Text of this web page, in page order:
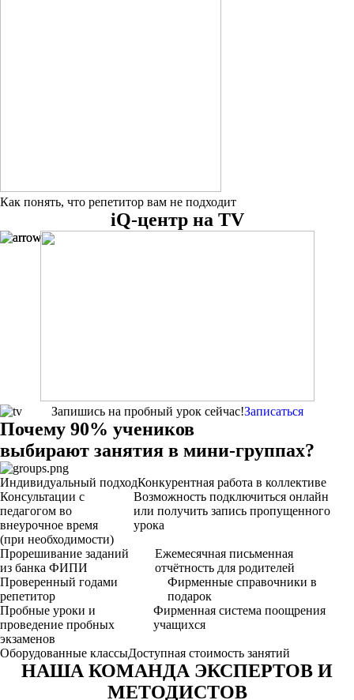
Как понять, что репетитор вам не подходит
iQ-центр на TV
Запишись на пробный урок сейчас!Записаться
Почему 90% учеников
выбирают занятия в мини-группах?
Индивидуальный подходКонкурентная работа в коллективе
Консультации с
педагогом во
внеурочное время
(при необходимости)
Возможность подключиться онлайн
или получить запись пропущенного
урока
Прорешивание заданий
из банка ФИПИ
Ежемесячная письменная
отчётность для родителей
Проверенный годами
репетитор
Фирменные справочники в
подарок
Пробные уроки и
проведение пробных
экзаменов
Фирменная система поощрения
учащихся
Оборудованные классыДоступная стоимость занятий
НАША КОМАНДА ЭКСПЕРТОВ И
МЕТОДИСТОВ